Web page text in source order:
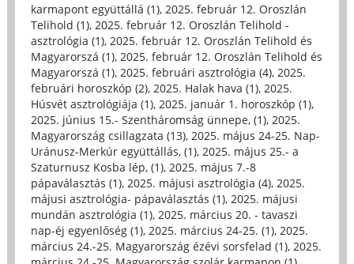
karmapont együttállá (1), 2025. február 12. Oroszlán
Telihold (1), 2025. február 12. Oroszlán Telihold -
asztrológia (1), 2025. február 12. Oroszlán Telihold és
Magyarorszá (1), 2025. február 12. Oroszlán Telihold és
Magyarorszá (1), 2025. februári asztrológia (4), 2025.
februári horoszkóp (2), 2025. Halak hava (1), 2025.
Húsvét asztrológiája (1), 2025. január 1. horoszkóp (1),
2025. június 15.- Szentháromság ünnepe, (1), 2025.
Magyarország csillagzata (13), 2025. május 24-25. Nap-
Uránusz-Merkúr együttállás, (1), 2025. május 25.- a
Szaturnusz Kosba lép, (1), 2025. május 7.-8
pápaválasztás (1), 2025. májusi asztrológia (4), 2025.
májusi asztrológia- pápaválasztás (1), 2025. májusi
mundán asztrológia (1), 2025. március 20. - tavaszi
nap-éj egyenlőség (1), 2025. március 24-25. (1), 2025.
március 24.-25. Magyarország ézévi sorsfelad (1), 2025.